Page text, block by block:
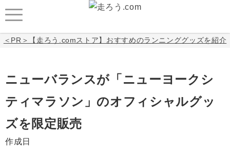
＜PR＞【走ろう.comストア】おすすめのランニンググッズを紹介
ニューバランスが「ニューヨークシ
ティマラソン」のオフィシャルグッ
ズを限定販売
作成日